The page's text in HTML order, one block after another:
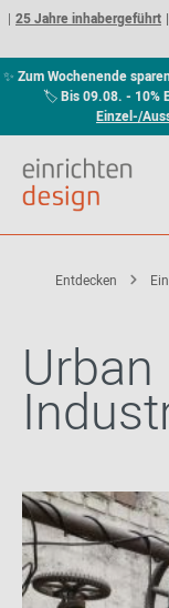
25 Jahre inhabergeführt
✨ Zum Wochenende
🏷Bis 09.08. - 10%
Einzel-/
Entdecken
Urban